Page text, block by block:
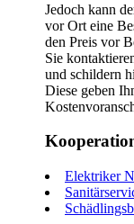
Jedoch kann
vor Ort eine
den Preis vor
Sie
und schildern
Diese geben
Elektriker